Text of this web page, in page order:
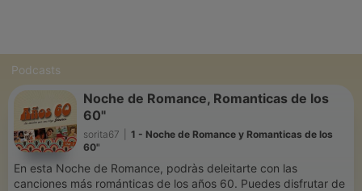
Podcasts
Noche de Romance, Romanticas de los
60"
sorita67
1 - Noche de Romance y Romanticas de los
60"
En esta Noche de Romance, podràs deleitarte con las
canciones más románticas de los años 60. Puedes disfrutar de